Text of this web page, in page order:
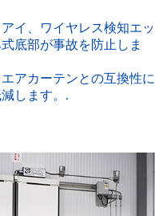
イ、ワイヤレス検知エッ
底部が事故を防止しま
アカーテンとの互換性に
します。.